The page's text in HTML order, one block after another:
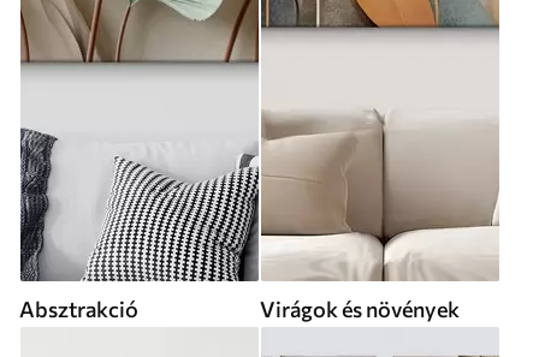
Absztrakció Virágok és növények